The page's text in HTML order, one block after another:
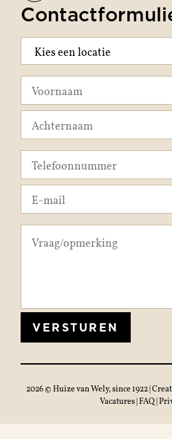
VERSTUREN
2026 © Huize van Wely, since 1922 |
Vacatures|FAQ|